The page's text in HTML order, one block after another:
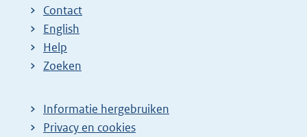
Contact
English
Help
Zoeken
Informatie hergebruiken
Privacy en cookies